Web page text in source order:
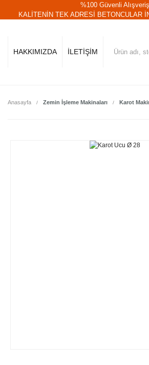
%100 Güvenli Alışveriş
KALİTENİN TEK ADRESİ BETONCULAR
HAKKIMIZDA İLETİŞİM
Anasayfa Zemin İşleme Makinaları Karot